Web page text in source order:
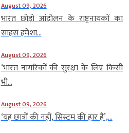
August 09, 2026
भारत छोड़ो आंदोलन के राष्ट्रनायकों का
साहस हमेशा...
August 09, 2026
‘भारत नागरिकों की सुरक्षा के लिए किसी
भी...
August 09, 2026
‘यह छात्रों की नहीं, सिस्टम की हार है’,...